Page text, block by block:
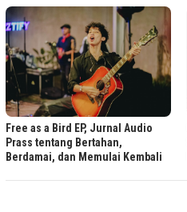
Free as a Bird EP, Jurnal Audio
Prass tentang Bertahan,
Berdamai, dan Memulai Kembali